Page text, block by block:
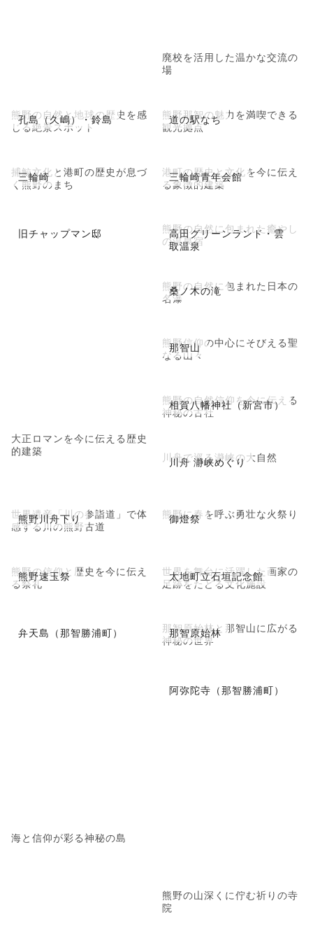
廃校を活用した温かな交流の
場
孔島（久嶋）・鈴島
熊野の自然と地球の歴史を感
じる絶景スポット
道の駅なち
熊野那智の魅力を満喫できる
観光拠点
三輪崎
捕鯨文化と港町の歴史が息づ
く熊野のまち
三輪崎青年会館
港町の歴史と文化を今に伝え
る象徴的建築
旧チャップマン邸
大正ロマンを今に伝える歴史
的建築
高田グリーンランド・雲
取温泉
熊野の自然に包まれた癒やし
の温泉宿
桑ノ木の滝
熊野の自然に包まれた日本の
名瀑
那智山
熊野信仰の中心にそびえる聖
なる山々
相賀八幡神社（新宮市）
熊野の自然信仰を今に伝える
神秘の古社
川舟 瀞峡めぐり
川舟で巡る瀞峡の大自然
熊野川舟下り
世界遺産「川の参詣道」で体
感する川の熊野古道
御燈祭
熊野に春を呼ぶ勇壮な火祭り
熊野速玉祭
熊野の信仰と歴史を今に伝え
る祭礼
太地町立石垣記念館
世界を舞台に活躍した画家の
足跡をたどる文化施設
弁天島（那智勝浦町）
海と信仰が彩る神秘の島
那智原始林
那智原始林と那智山に広がる
神秘の世界
阿弥陀寺（那智勝浦町）
熊野の山深くに佇む祈りの寺
院